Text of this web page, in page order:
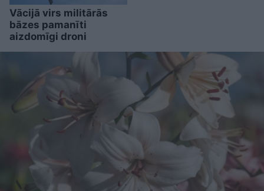
Vācijā virs militārās
bāzes pamanīti
aizdomīgi droni